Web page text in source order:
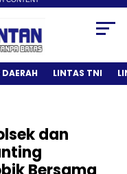
LINTAS TNI
dan